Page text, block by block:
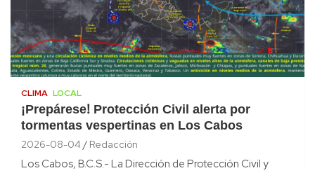
CLIMA LOCAL
¡Prepárese! Protección Civil alerta por
tormentas vespertinas en Los Cabos
2026-08-04 Redacción
Los Cabos, B.C.S.- La Dirección de Protección Civil y